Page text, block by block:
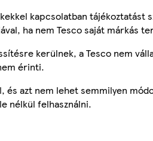
kapcsolatban tájékoztatást
ha nem Tesco saját márkás
kerülnek, a Tesco nem
érinti.
azt nem lehet semmilyen
nélkül felhasználni.